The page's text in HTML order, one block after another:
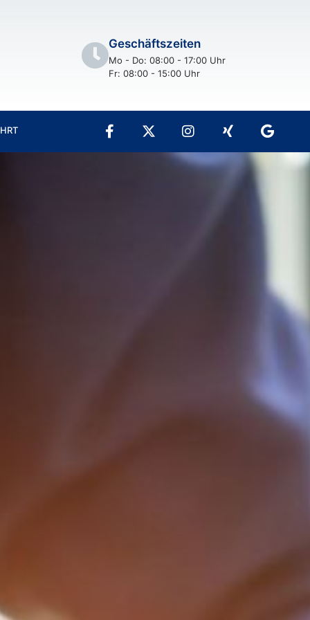
Geschäftszeiten
Mo - Do: 08:00 - 17:00 Uhr
Fr: 08:00 - 15:00 Uhr